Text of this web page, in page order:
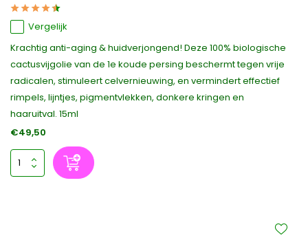
Vergelijk
Krachtig anti-aging & huidverjongend! Deze 100% biologische
cactusvijgolie van de 1e koude persing beschermt tegen vrije
radicalen, stimuleert celvernieuwing, en vermindert effectief
rimpels, lijntjes, pigmentvlekken, donkere kringen en
haaruitval. 15ml
€49,50